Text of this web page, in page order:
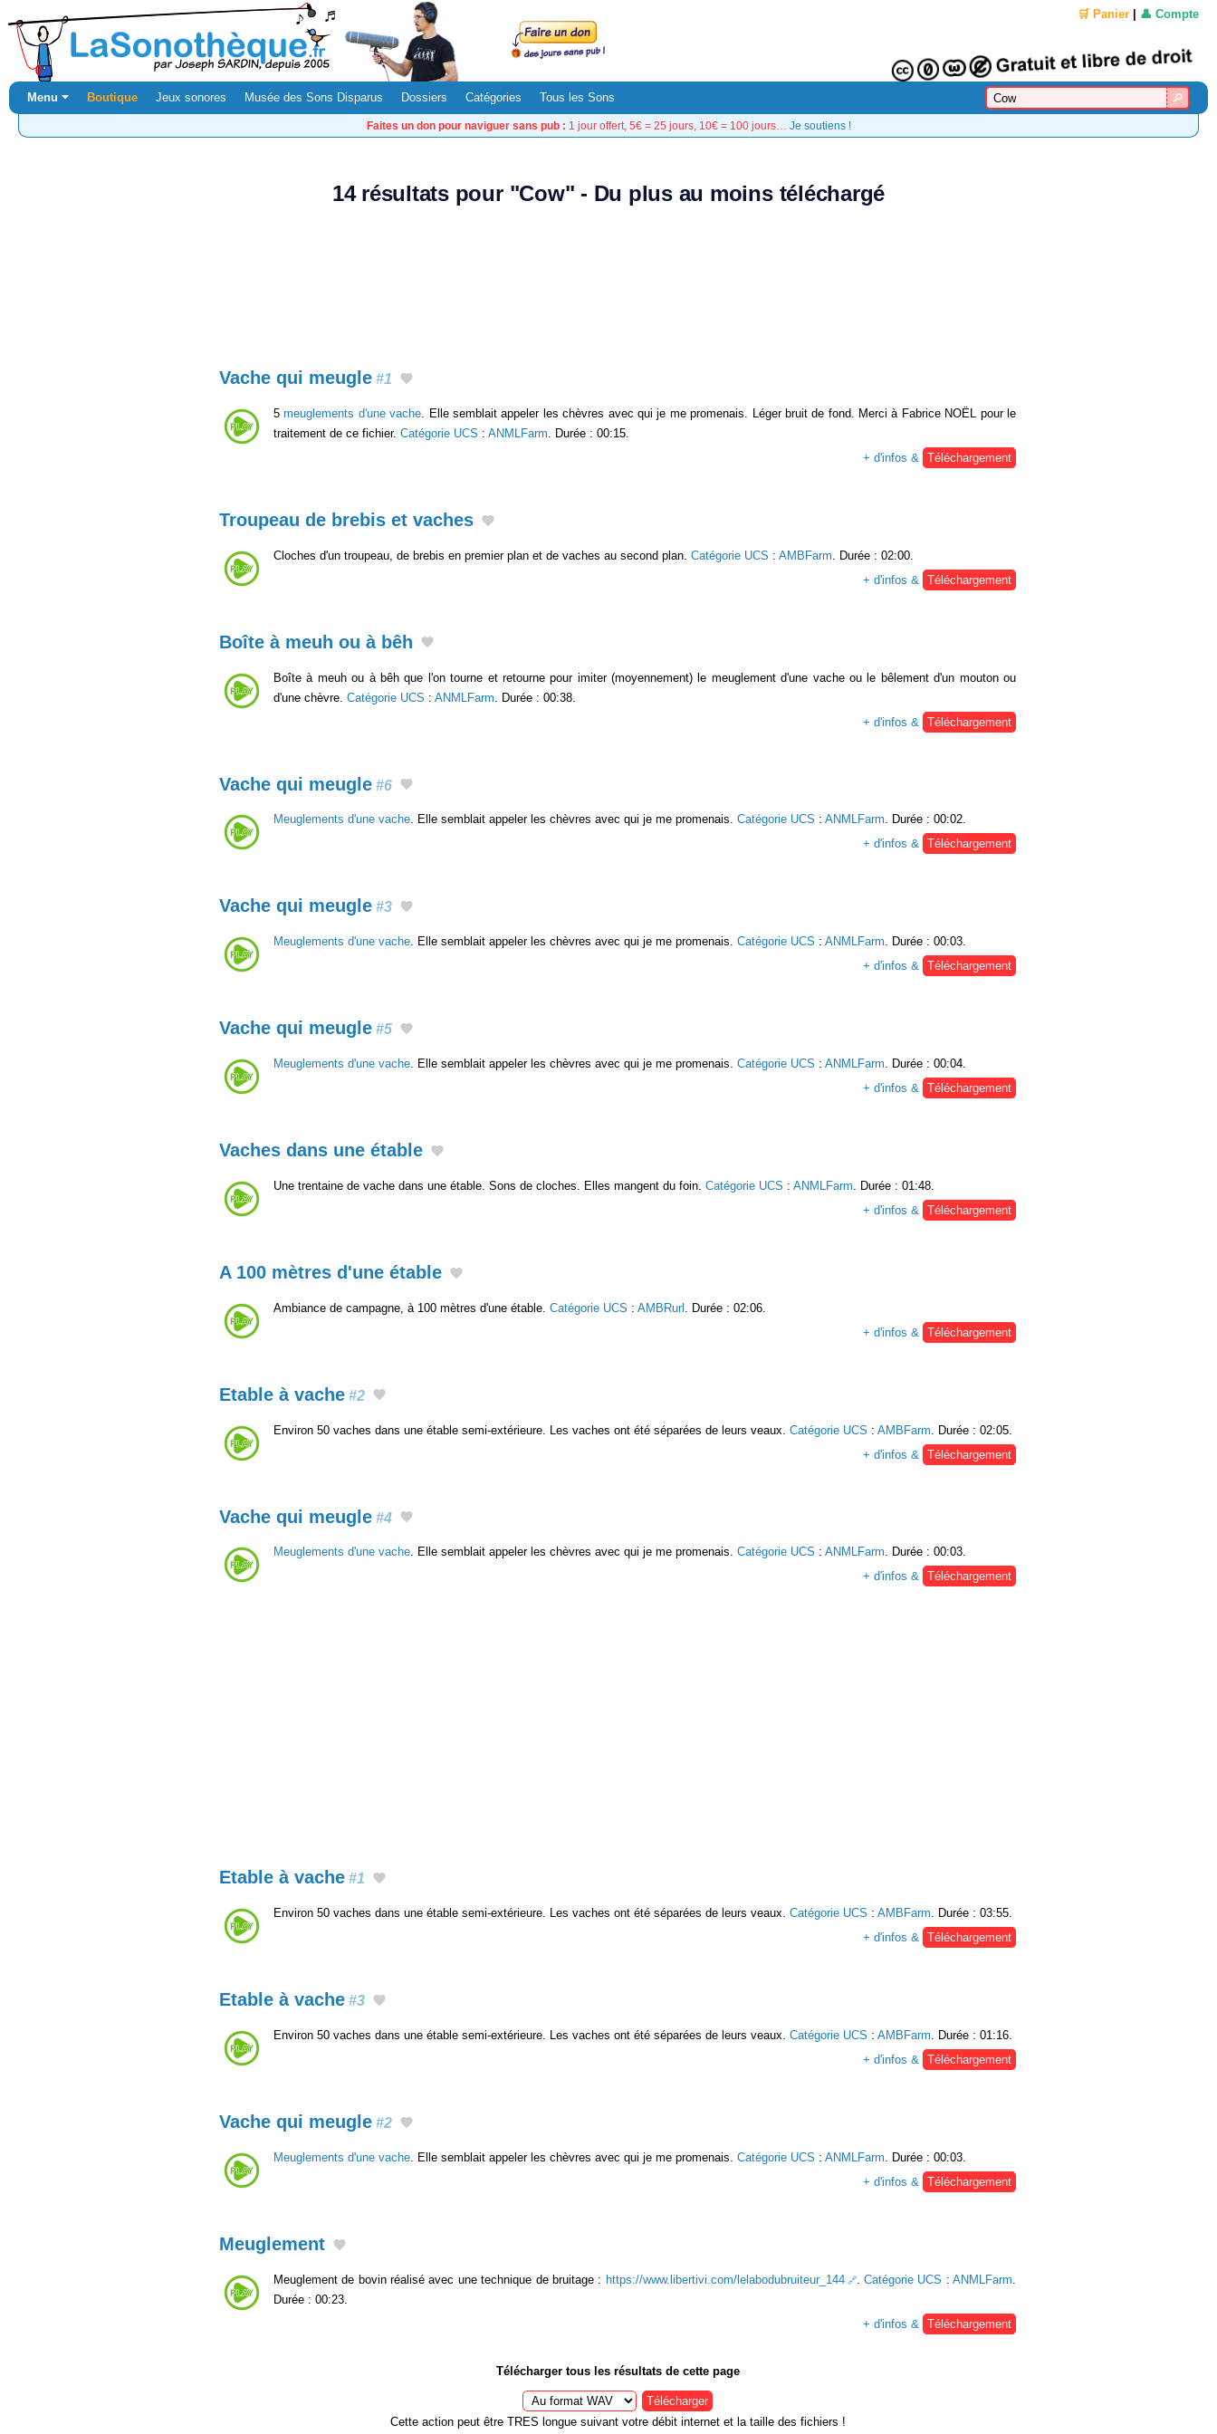
🛒 Panier 👤 Compte
Menu ⏷ Boutique Jeux sonores Musée des Sons Disparus Dossiers Catégories Tous les Sons
Faites un don pour naviguer sans pub : 1 jour offert, 5€ = 25 jours, 10€ = 100 jours… Je soutiens !
14 résultats pour "Cow" - Du plus au moins téléchargé
Vache qui meugle #1
5meuglements d'une vache . Elle semblait appeler les chèvres avec qui je me promenais. Léger bruit de fond. Merci à Fabrice NOËL pour le
traitement de ce fichier. Catégorie UCS : ANMLFarm . Durée : 00:15.
+ d'infos &
Téléchargement
Troupeau de brebis et vaches
Cloches d'un troupeau, de brebis en premier plan et de vaches au second plan. Catégorie UCS : AMBFarm . Durée : 02:00.
+ d'infos &
Téléchargement
Boîte à meuh ou à bêh
Boîte à meuh ou à bêh que l'on tourne et retourne pour imiter (moyennement) le meuglement d'une vache ou le bêlement d'un mouton ou
d'une chèvre. Catégorie UCS : ANMLFarm . Durée : 00:38.
+ d'infos &
Téléchargement
Vache qui meugle #6
Meuglements d'une vache. Elle semblait appeler les chèvres avec qui je me promenais. Catégorie UCS : ANMLFarm. Durée : 00:02.
+ d'infos & Téléchargement
Vache qui meugle #3
Meuglements d'une vache. Elle semblait appeler les chèvres avec qui je me promenais. Catégorie UCS : ANMLFarm. Durée : 00:03.
+ d'infos & Téléchargement
Vache qui meugle #5
Meuglements d'une vache. Elle semblait appeler les chèvres avec qui je me promenais. Catégorie UCS : ANMLFarm. Durée : 00:04.
+ d'infos & Téléchargement
Vaches dans une étable
Une trentaine de vache dans une étable. Sons de cloches. Elles mangent du foin. Catégorie UCS : ANMLFarm . Durée : 01:48.
+ d'infos &
Téléchargement
A 100 mètres d'une étable
Ambiance de campagne, à 100 mètres d'une étable. Catégorie UCS : AMBRurl
. Durée : 02:06.
+ d'infos &
Téléchargement
Etable à vache #2
Environ 50 vaches dans une étable semi-extérieure. Les vaches ont été séparées de leurs veaux. Catégorie UCS : AMBFarm . Durée : 02:05.
+ d'infos &
Téléchargement
Vache qui meugle #4
Meuglements d'une vache. Elle semblait appeler les chèvres avec qui je me promenais. Catégorie UCS : ANMLFarm. Durée : 00:03.
+ d'infos & Téléchargement
Etable à vache #1
Environ 50 vaches dans une étable semi-extérieure. Les vaches ont été séparées de leurs veaux. Catégorie UCS : AMBFarm. Durée : 03:55.
+ d'infos & Téléchargement
Etable à vache #3
Environ 50 vaches dans une étable semi-extérieure. Les vaches ont été séparées de leurs veaux. Catégorie UCS : AMBFarm. Durée : 01:16.
+ d'infos & Téléchargement
Vache qui meugle #2
Meuglements d'une vache . Elle semblait appeler les chèvres avec qui je me promenais. Catégorie UCS : ANMLFarm . Durée : 00:03.
+ d'infos &
Téléchargement
Meuglement
Meuglement de bovin réalisé avec une technique de bruitage : https://www.libertivi.com/lelabodubruiteur_144 . Catégorie UCS :ANMLFarm
Durée : 00:23.
+ d'infos &
Téléchargement
Télécharger tous les résultats de cette page
Télécharger
Cette action peut être TRES longue suivant votre débit internet et la taille des fichiers !